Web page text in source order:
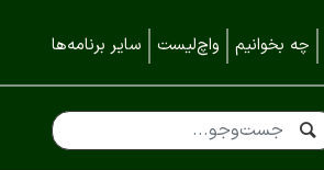
چه بخوانیم واچ‌لیست سایر برنامه‌ها